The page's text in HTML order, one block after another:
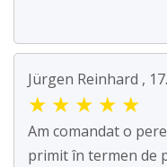
Jürgen Reinhard ,
★ ★ ★ ★ ★
Am comandat o
primit în termen de